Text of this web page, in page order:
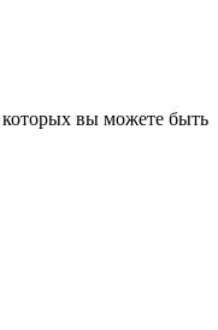
вы можете быть